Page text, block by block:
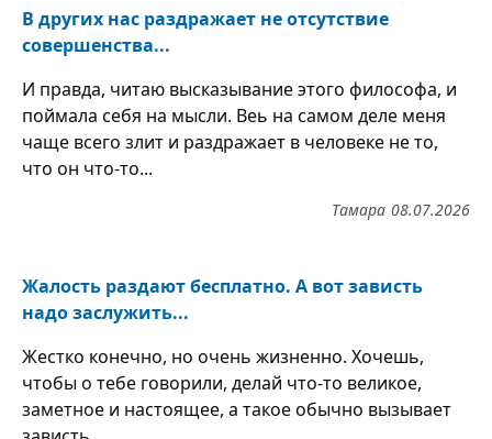
В других нас раздражает не отсутствие
совершенства...
И правда, читаю высказывание этого философа, и
поймала себя на мысли. Веь на самом деле меня
чаще всего злит и раздражает в человеке не то,
что он что-то...
08.07.2026
Тамара
Жалость раздают бесплатно. А вот зависть
надо заслужить...
Жестко конечно, но очень жизненно. Хочешь,
чтобы о тебе говорили, делай что-то великое,
заметное и настоящее, а такое обычно вызывает